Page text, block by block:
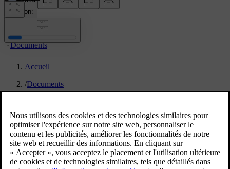
location:
BE
Documents
Accueil
/Documents
Volvo Cars transactions w34
2024